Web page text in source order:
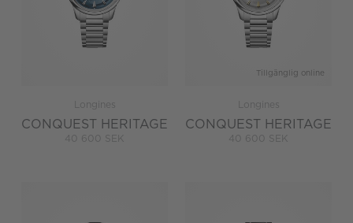
Longines
CONQUEST HERITAGE
40 600 SEK
Tillgänglig online
Longines
CONQUEST HERITAGE
40 600 SEK